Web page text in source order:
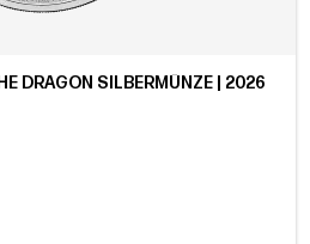
DRAGON SILBERMÜNZE | 2026